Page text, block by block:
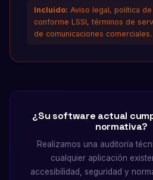
Incluido: Aviso legal, política
conforme LSSI, términos de
de comunicaciones comerciales.
¿Su software actual
normativa?
Realizamos una auditoría
cualquier aplicación
accesibilidad, seguridad y